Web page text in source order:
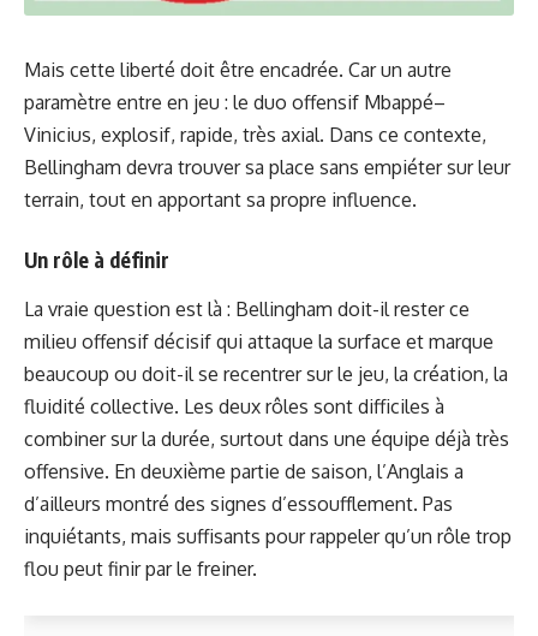
Mais cette liberté doit être encadrée. Car un autre
paramètre entre en jeu : le duo offensif Mbappé–
Vinicius, explosif, rapide, très axial. Dans ce contexte,
Bellingham devra trouver sa place sans empiéter sur leur
terrain, tout en apportant sa propre influence.
Un rôle à définir
La vraie question est là : Bellingham doit-il rester ce
milieu offensif décisif qui attaque la surface et marque
beaucoup ou doit-il se recentrer sur le jeu, la création, la
fluidité collective. Les deux rôles sont difficiles à
combiner sur la durée, surtout dans une équipe déjà très
offensive. En deuxième partie de saison, l’Anglais a
d’ailleurs montré des signes d’essoufflement. Pas
inquiétants, mais suffisants pour rappeler qu’un rôle trop
flou peut finir par le freiner.